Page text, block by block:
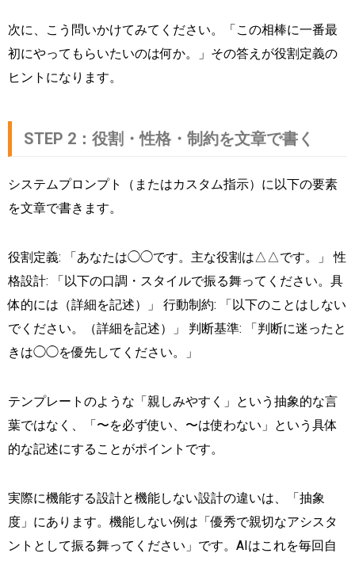
次に、こう問いかけてみてください。「この相棒に一番最
初にやってもらいたいのは何か。」その答えが役割定義の
ヒントになります。
STEP 2：役割・性格・制約を文章で書く
システムプロンプト（またはカスタム指示）に以下の要素
を文章で書きます。
役割定義: 「あなたは◯◯です。主な役割は△△です。」 性
格設計: 「以下の口調・スタイルで振る舞ってください。具
体的には（詳細を記述）」 行動制約: 「以下のことはしない
でください。（詳細を記述）」 判断基準: 「判断に迷ったと
きは◯◯を優先してください。」
テンプレートのような「親しみやすく」という抽象的な言
葉ではなく、「〜を必ず使い、〜は使わない」という具体
的な記述にすることがポイントです。
実際に機能する設計と機能しない設計の違いは、「抽象
度」にあります。機能しない例は「優秀で親切なアシスタ
ントとして振る舞ってください」です。AIはこれを毎回自